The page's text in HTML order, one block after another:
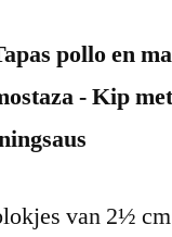
van 2½ cm